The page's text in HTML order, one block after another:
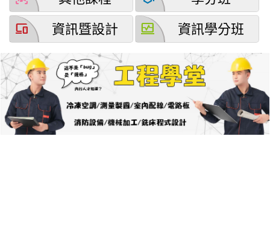
devices 資訊暨設計 browse_activity 資訊學分班